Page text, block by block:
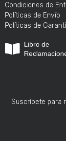
Condiciones de
Políticas de Envío
Políticas de
Libro de
Suscríbete para